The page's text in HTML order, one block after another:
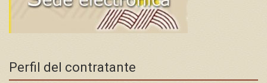
Perfil del contratante